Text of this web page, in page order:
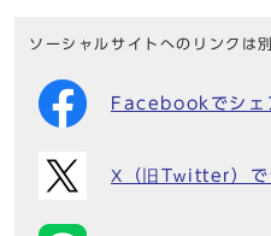
ソーシャルサイトへのリンクは
Facebookでシェ
X（旧Twitter）で